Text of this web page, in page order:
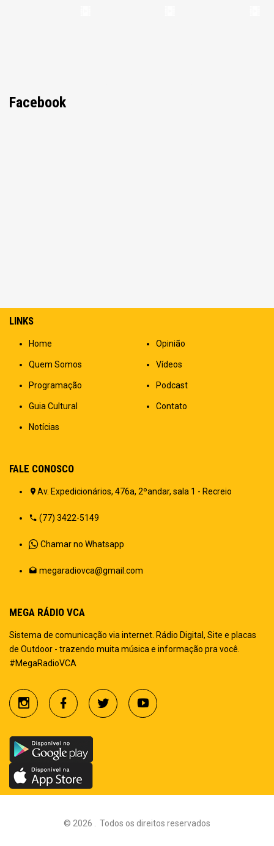
Facebook
LINKS
Home
Quem Somos
Programação
Guia Cultural
Notícias
Opinião
Vídeos
Podcast
Contato
FALE CONOSCO
Av. Expedicionários, 476a, 2ºandar, sala 1 - Recreio
(77) 3422-5149
Chamar no Whatsapp
megaradiovca@gmail.com
MEGA RÁDIO VCA
Sistema de comunicação via internet. Rádio Digital, Site e placas
de Outdoor - trazendo muita música e informação pra você.
#MegaRadioVCA
© 2026 Todos os direitos reservados